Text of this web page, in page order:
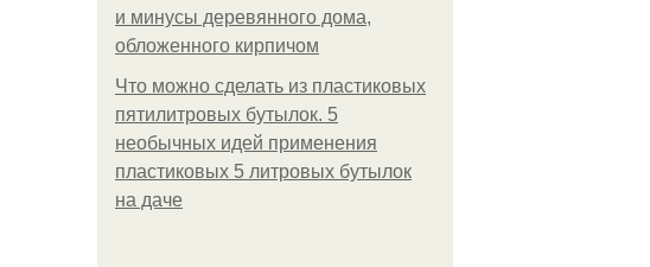
и минусы деревянного дома,
обложенного кирпичом
Что можно сделать из пластиковых
пятилитровых бутылок. 5
необычных идей применения
пластиковых 5 литровых бутылок
на даче